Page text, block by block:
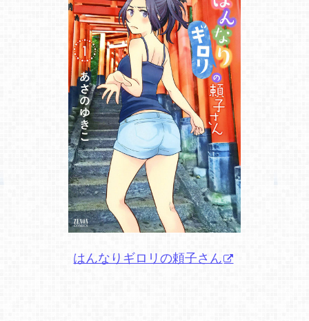
はんなりギロリの頼子さん